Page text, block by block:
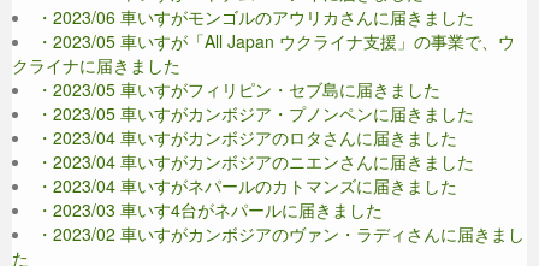
・2023/06 車いすがモンゴルのアウリカさんに届きました
・2023/05 車いすが「All Japan ウクライナ支援」の事業で、ウ
クライナに届きました
・2023/05 車いすがフィリピン・セブ島に届きました
・2023/05 車いすがカンボジア・プノンペンに届きました
・2023/04 車いすがカンボジアのロタさんに届きました
・2023/04 車いすがカンボジアのニエンさんに届きました
・2023/04 車いすがネパールのカトマンズに届きました
・2023/03 車いす4台がネパールに届きました
・2023/02 車いすがカンボジアのヴァン・ラディさんに届きまし
た